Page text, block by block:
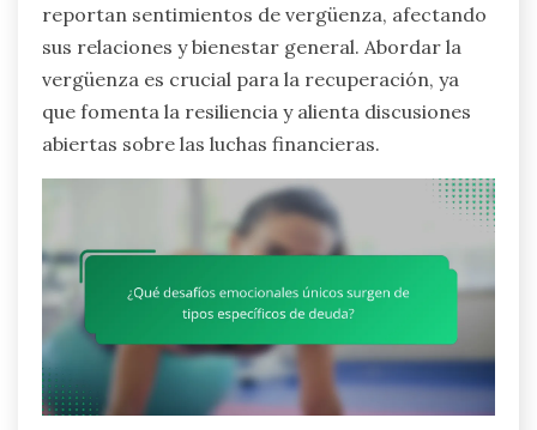
reportan sentimientos de vergüenza, afectando
sus relaciones y bienestar general. Abordar la
vergüenza es crucial para la recuperación, ya
que fomenta la resiliencia y alienta discusiones
abiertas sobre las luchas financieras.